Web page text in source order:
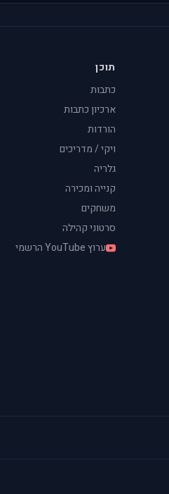
תוכן
כתבות
ארכיון כתבות
הורדות
ויקי / מדריכים
גלריה
קנייה ומכירה
משחקים
סרטוני קהילה
ערוץ YouTube הרשמי